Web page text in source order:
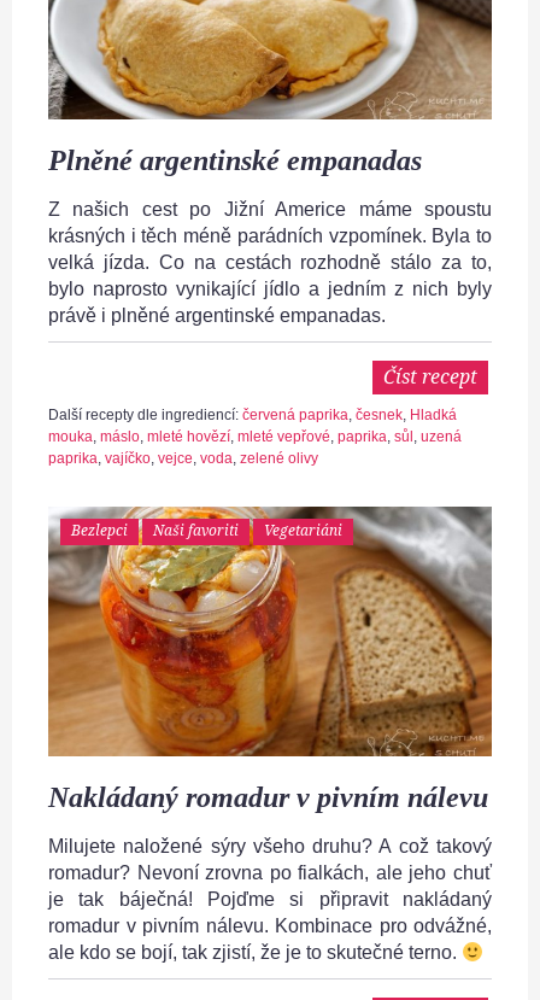
Plněné argentinské empanadas
Z našich cest po Jižní Americe máme spoustu
krásných i těch méně parádních vzpomínek. Byla to
velká jízda. Co na cestách rozhodně stálo za to,
bylo naprosto vynikající jídlo a jedním z nich byly
právě i plněné argentinské empanadas.
Číst recept
Další recepty dle ingrediencí: červená paprika česnek Hladká
mouka máslo mleté hovězí mleté vepřové paprika sůl uzená
paprika vajíčko vejce voda zelené olivy
Bezlepci Naši favoriti Vegetariáni
Nakládaný romadur v pivním nálevu
Milujete naložené sýry všeho druhu? A což takový
romadur? Nevoní zrovna po fialkách, ale jeho chuť
je tak báječná! Pojďme si připravit nakládaný
romadur v pivním nálevu. Kombinace pro odvážné,
ale kdo se bojí, tak zjistí, že je to skutečné terno.